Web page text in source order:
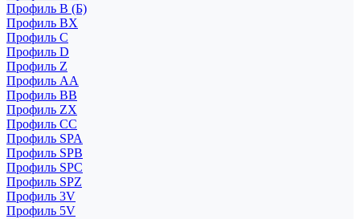
Профиль B (Б)
Профиль BX
Профиль C
Профиль D
Профиль Z
Профиль АА
Профиль BB
Профиль ZX
Профиль CC
Профиль SPA
Профиль SPB
Профиль SPC
Профиль SPZ
Профиль 3V
Профиль 5V